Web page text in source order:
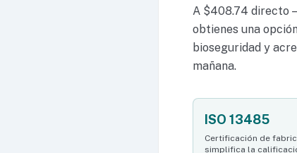
A $408.74 directo
obtienes una
bioseguridad y
mañana.
ISO 13485
Certificación de
simplifica la